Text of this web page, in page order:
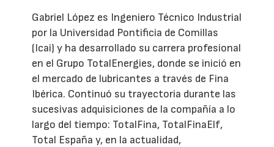
Gabriel López es Ingeniero Técnico Industrial
por la Universidad Pontificia de Comillas
(Icai) y ha desarrollado su carrera profesional
en el Grupo TotalEnergies, donde se inició en
el mercado de lubricantes a través de Fina
Ibérica. Continuó su trayectoria durante las
sucesivas adquisiciones de la compañía a lo
largo del tiempo: TotalFina, TotalFinaElf,
Total España y, en la actualidad,